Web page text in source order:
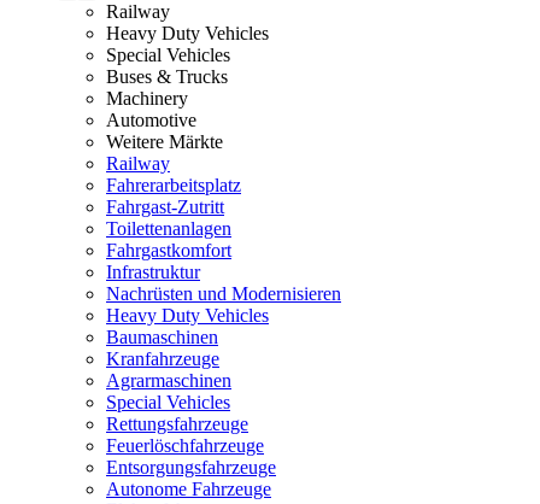
Railway
Heavy Duty Vehicles
Special Vehicles
Buses & Trucks
Machinery
Automotive
Weitere Märkte
Railway
Fahrerarbeitsplatz
Fahrgast-Zutritt
Toilettenanlagen
Fahrgastkomfort
Infrastruktur
Nachrüsten und Modernisieren
Heavy Duty Vehicles
Baumaschinen
Kranfahrzeuge
Agrarmaschinen
Special Vehicles
Rettungsfahrzeuge
Feuerlöschfahrzeuge
Entsorgungsfahrzeuge
Autonome Fahrzeuge